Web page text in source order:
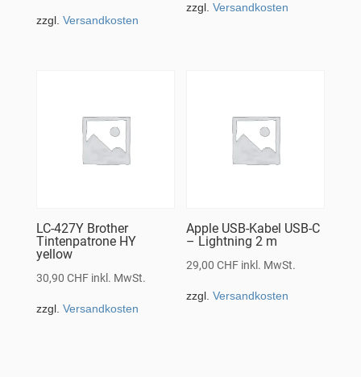
zzgl. Versandkosten
zzgl.Versandkosten
LC-427Y Brother
Tintenpatrone HY
yellow
30,90 CHF inkl. MwSt.
zzgl. Versandkosten
Apple USB-Kabel USB-C
– Lightning 2 m
29,00CHF inkl. MwSt.
zzgl.Versandkosten